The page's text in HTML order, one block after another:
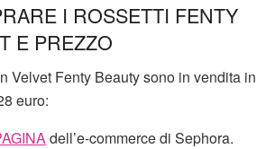
I ROSSETTI FENTY
E PREZZO
Velvet Fenty Beauty sono in vendita in
euro:
dell’e-commerce di Sephora.